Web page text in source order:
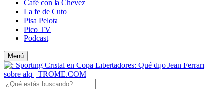
Café con la Chevez
La fe de Cuto
Pisa Pelota
Pico TV
Podcast
Menú